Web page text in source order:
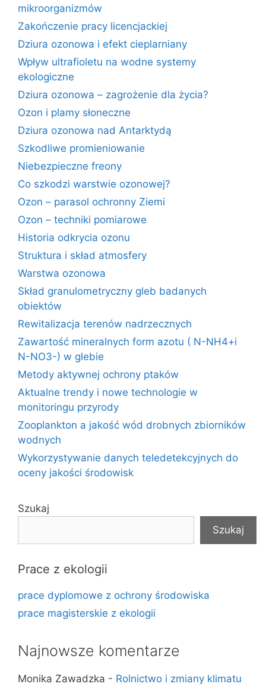
mikroorganizmów
Zakończenie pracy licencjackiej
Dziura ozonowa i efekt cieplarniany
Wpływ ultrafioletu na wodne systemy
ekologiczne
Dziura ozonowa – zagrożenie dla życia?
Ozon i plamy słoneczne
Dziura ozonowa nad Antarktydą
Szkodliwe promieniowanie
Niebezpieczne freony
Co szkodzi warstwie ozonowej?
Ozon – parasol ochronny Ziemi
Ozon – techniki pomiarowe
Historia odkrycia ozonu
Struktura i skład atmosfery
Warstwa ozonowa
Skład granulometryczny gleb badanych
obiektów
Rewitalizacja terenów nadrzecznych
Zawartość mineralnych form azotu ( N-NH4+i
N-NO3-) w glebie
Metody aktywnej ochrony ptaków
Aktualne trendy i nowe technologie w
monitoringu przyrody
Zooplankton a jakość wód drobnych zbiorników
wodnych
Wykorzystywanie danych teledetekcyjnych do
oceny jakości środowisk
Szukaj
Szukaj
Prace z ekologii
prace dyplomowe z ochrony środowiska
prace magisterskie z ekologii
Najnowsze komentarze
Monika Zawadzka - Rolnictwo i zmiany klimatu